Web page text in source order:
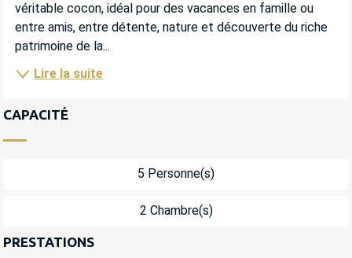
véritable cocon, idéal pour des vacances en famille ou
entre amis, entre détente, nature et découverte du riche
patrimoine de la...
Lire la suite
CAPACITÉ
5 Personne(s)
2 Chambre(s)
PRESTATIONS